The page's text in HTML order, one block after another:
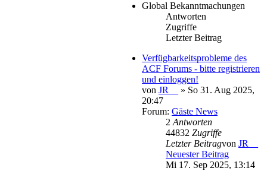
Global Bekanntmachungen
Antworten
Zugriffe
Letzter Beitrag
Verfügbarkeitsprobleme des
ACF Forums - bitte registrieren
und einloggen!
von JR__
» So 31. Aug 2025,
20:47
Forum: Gäste News
2Antworten
44832 Zugriffe
Letzter Beitragvon JR__
Neuester Beitrag
Mi 17. Sep 2025, 13:14